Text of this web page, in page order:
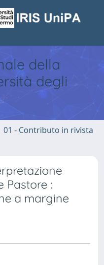
della
degli
01 - Contributo in rivista
Pastore :
a margine